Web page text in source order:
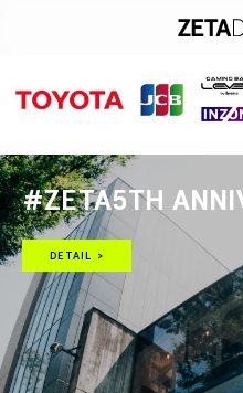
#ZETA5TH
DETAIL >